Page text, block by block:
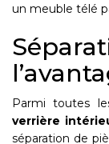
un meuble télé
Parmi toutes
verrière
séparation de